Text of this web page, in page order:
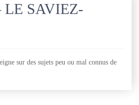
LE SAVIEZ-
sur des sujets peu ou mal connus de